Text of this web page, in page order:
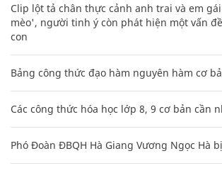
Clip lột tả chân thực cảnh anh trai và em
mèo', người tinh ý còn phát hiện một vấn
con
Bảng công thức đạo hàm nguyên hàm cơ
Các công thức hóa học lớp 8, 9 cơ bản cần
Phó Đoàn ĐBQH Hà Giang Vương Ngọc Hà